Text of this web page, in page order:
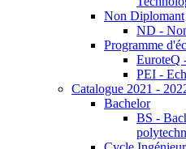
Non Diplomant
ND -
Programme
EuroteQ
PEI -
Catalogue 2021 -
Bachelor
BS -